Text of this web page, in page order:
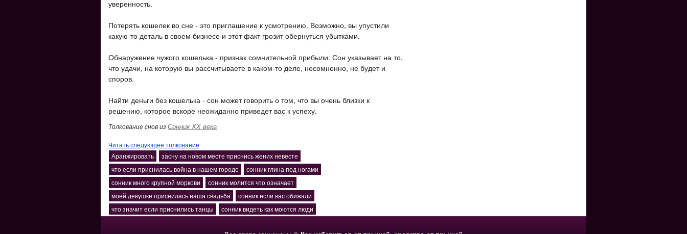
уверенность.
Потерять кошелек во сне - это приглашение к усмотрению. Возможно, вы упустили
какую-то деталь в своем бизнесе и этот факт грозит обернуться убытками.
Обнаружение чужого кошелька - признак сомнительной прибыли. Сон указывает на то,
что удачи, на которую вы рассчитываете в каком-то деле, несомненно, не будет и
споров.
Найти деньги без кошелька - сон может говорить о том, что вы очень близки к
решению, которое вскоре неожиданно приведет вас к успеху.
Толкование снов изСонник ХХ века
Читать следующее толкование
Аранжировать
засну на новом месте приснись жених невесте
что если приснилась война в нашем городе
сонник глина под ногами
сонник много крупной моркови
сонник молится что означает
моей девушке приснилась наша свадьба
сонник если вас обижали
что значит если приснились танцы
сонник видеть как моются люди